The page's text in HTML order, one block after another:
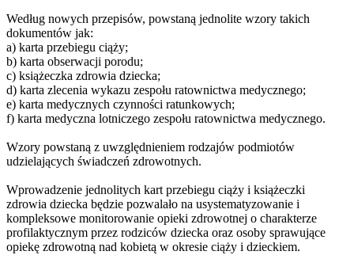
Według nowych przepisów, powstaną jednolite wzory takich
dokumentów jak:
a) karta przebiegu ciąży;
b) karta obserwacji porodu;
c) książeczka zdrowia dziecka;
d) karta zlecenia wykazu zespołu ratownictwa medycznego;
e) karta medycznych czynności ratunkowych;
f) karta medyczna lotniczego zespołu ratownictwa medycznego.
Wzory powstaną z uwzględnieniem rodzajów podmiotów
udzielających świadczeń zdrowotnych.
Wprowadzenie jednolitych kart przebiegu ciąży i książeczki
zdrowia dziecka będzie pozwalało na usystematyzowanie i
kompleksowe monitorowanie opieki zdrowotnej o charakterze
profilaktycznym przez rodziców dziecka oraz osoby sprawujące
opiekę zdrowotną nad kobietą w okresie ciąży i dzieckiem.